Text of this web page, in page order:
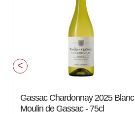
Gassac Chardonnay 2025 Blanc
Moulin de Gassac - 75cl